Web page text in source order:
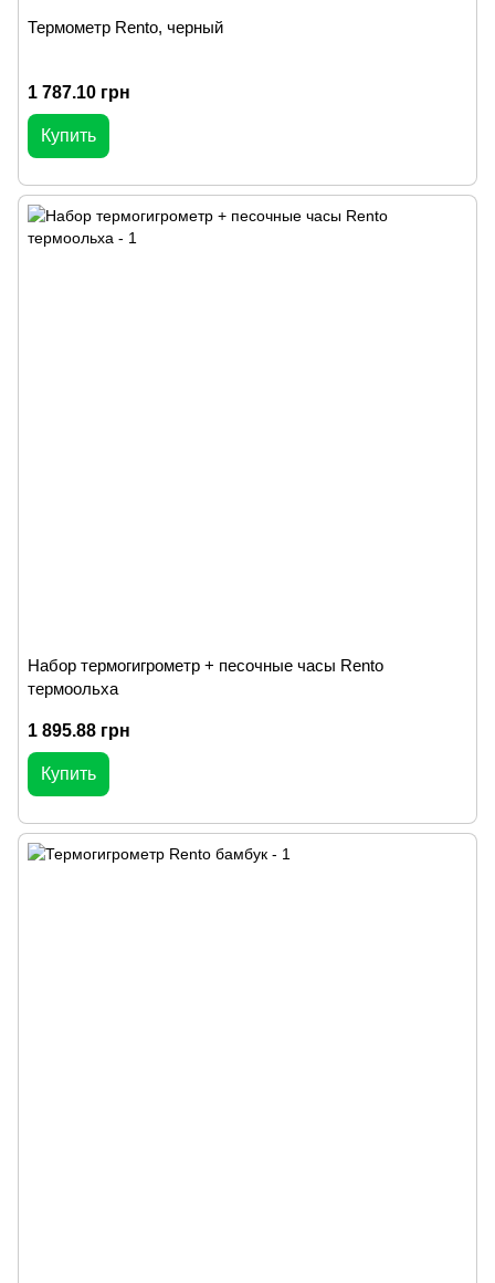
Термометр Rento, черный
1 787.10 грн
Купить
Набор термогигрометр + песочные часы Rento
термоольха
1 895.88 грн
Купить